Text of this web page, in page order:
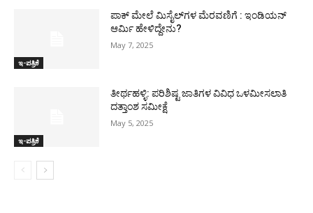
ಇ-ಪತ್ರಿಕೆ
ಪಾಕ್​ ಮೇಲೆ ಮಿಸೈಲ್​ಗಳ ಮೆರವಣಿಗೆ : ಇಂಡಿಯನ್
ಆರ್ಮಿ ಹೇಳಿದ್ದೇನು?
May 7, 2025
ಇ-ಪತ್ರಿಕೆ
ತೀರ್ಥಹಳ್ಳಿ: ಪರಿಶಿಷ್ಟ ಜಾತಿಗಳ ವಿವಿಧ ಒಳಮೀಸಲಾತಿ
ದತ್ತಾಂಶ ಸಮೀಕ್ಷೆ
May 5, 2025